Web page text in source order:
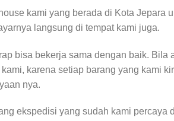
kami yang berada di Kota
langsung di tempat kami juga.
bisa bekerja sama dengan baik.
karena setiap barang yang kami
nya.
ekspedisi yang sudah kami